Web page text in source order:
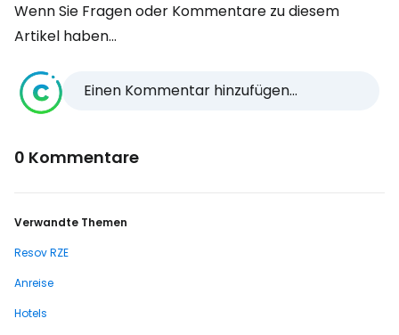
Wenn Sie Fragen oder Kommentare zu diesem
Artikel haben...
Einen Kommentar hinzufügen...
0 Kommentare
Verwandte Themen
Resov RZE
Anreise
Hotels